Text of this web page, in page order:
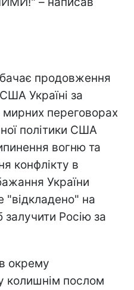
продовження
Україні за
переговорах
політики США
вогню та
конфлікту в
України
"відкладено" на
Росію за
окрему
колишнім послом